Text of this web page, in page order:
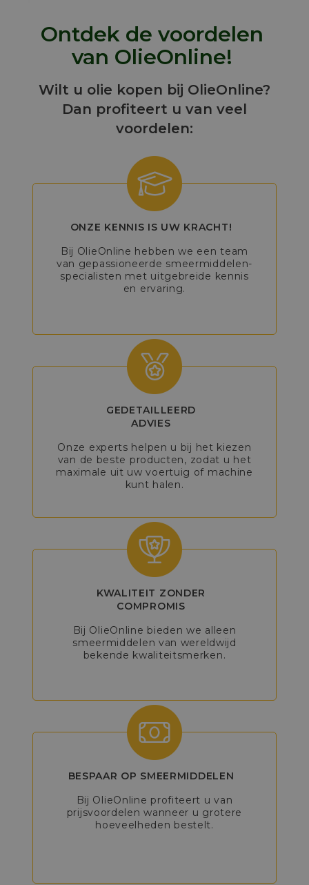
Ontdek de voordelen
van OlieOnline!
Wilt u olie kopen bij OlieOnline?
Dan profiteert u van veel
voordelen:
ONZE KENNIS IS UW KRACHT!
Bij OlieOnline hebben we een team
van gepassioneerde smeermiddelen-
specialisten met uitgebreide kennis
en ervaring.
GEDETAILLEERD
ADVIES
Onze experts helpen u bij het kiezen
van de beste producten, zodat u het
maximale uit uw voertuig of machine
kunt halen.
KWALITEIT ZONDER
COMPROMIS
Bij OlieOnline bieden we alleen
smeermiddelen van wereldwijd
bekende kwaliteitsmerken.
BESPAAR OP SMEERMIDDELEN
Bij OlieOnline profiteert u van
prijsvoordelen wanneer u grotere
hoeveelheden bestelt.